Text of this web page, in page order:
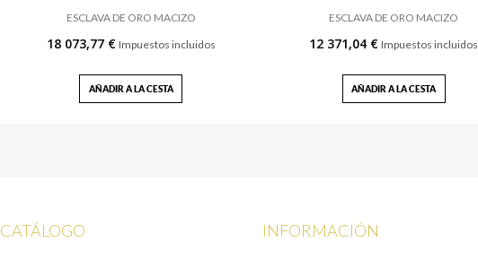
ESCLAVA DE ORO MACIZO
18 073,77 € Impuestos incluidos
AÑADIR A LA CESTA
ESCLAVA DE ORO MACIZO
12 371,04 € Impuestos incluidos
AÑADIR A LA CESTA
CATÁLOGO INFORMACIÓN